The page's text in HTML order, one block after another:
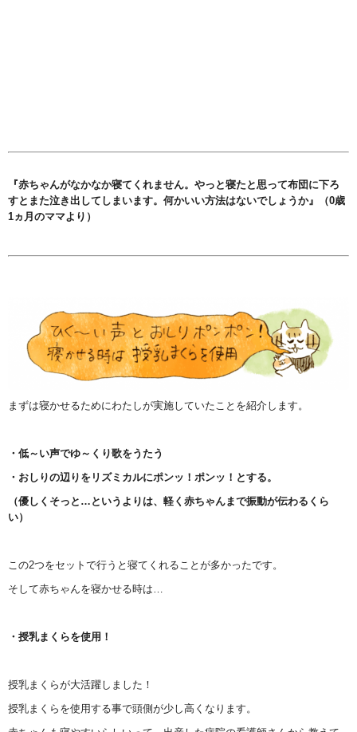
『赤ちゃんがなかなか寝てくれません。やっと寝たと思って布団に下ろ
すとまた泣き出してしまいます。何かいい方法はないでしょうか』（0歳
1ヵ月のママより）
まずは寝かせるためにわたしが実施していたことを紹介します。
・低～い声でゆ～くり歌をうたう
・おしりの辺りをリズミカルにポンッ！ポンッ！とする。
（優しくそっと…というよりは、軽く赤ちゃんまで振動が伝わるくら
い）
この2つをセットで行うと寝てくれることが多かったです。
そして赤ちゃんを寝かせる時は…
・授乳まくらを使用！
授乳まくらが大活躍しました！
授乳まくらを使用する事で頭側が少し高くなります。